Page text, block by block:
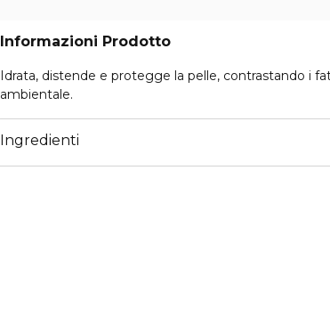
Informazioni Prodotto
Idrata, distende e protegge la pelle, contrastando i
ambientale.
Ingredienti